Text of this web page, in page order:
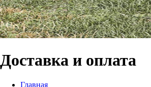
Доставка и оплата
Главная